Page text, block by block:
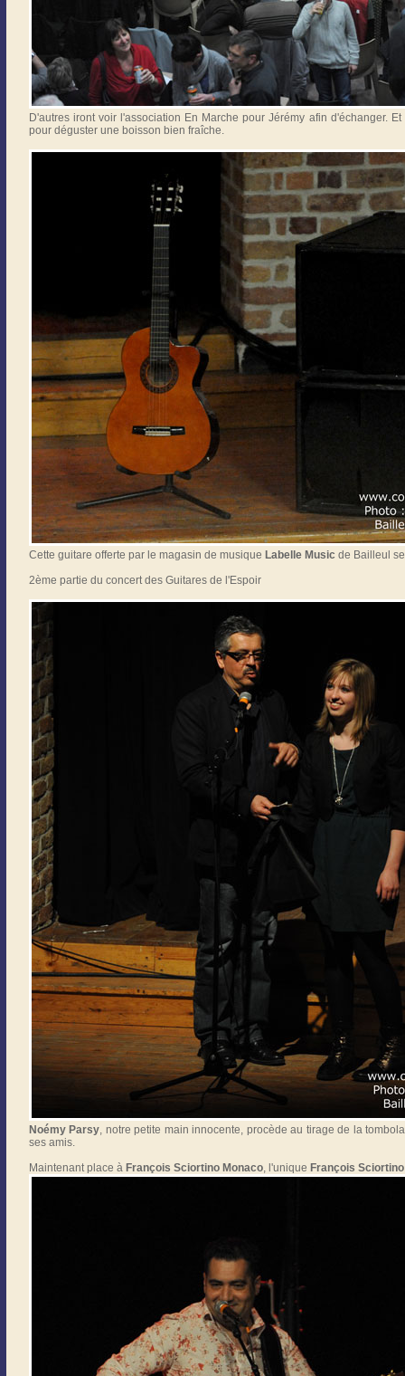
D'autres iront voir l'association En Marche pour Jérémy afin d'échanger.
pour déguster une boisson bien fraîche.
Cette guitare offerte par le magasin de musique Labelle Music de Bailleul
2ème partie du concert des Guitares de l'Espoir
Noémy Parsy, notre petite main innocente, procède au tirage de la
ses amis.
Maintenant place à François Sciortino Monaco, l'unique François Sciortino